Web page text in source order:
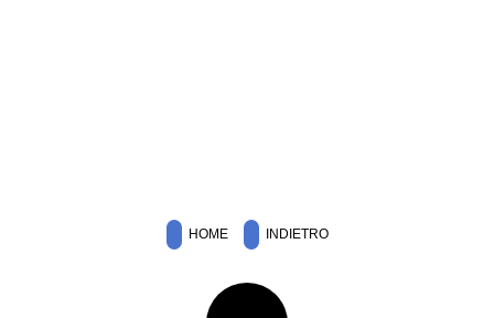
HOME INDIETRO